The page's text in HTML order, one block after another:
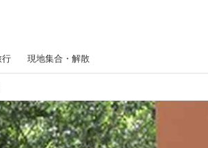
行 現地集合・解散